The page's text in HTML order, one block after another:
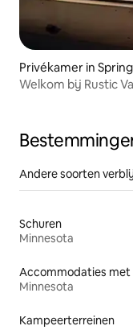
Privékamer in
Welkom bij Rustic
Andere soorten
Schuren
Minnesota
Accommodaties met
Minnesota
Kampeerterreinen